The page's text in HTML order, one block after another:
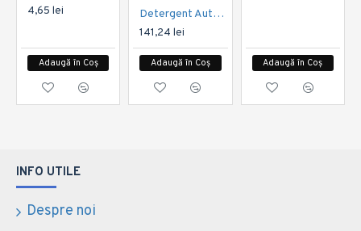
4,65 lei
Adaugă în Coș
Detergent Automat Savex Premium Color 12 kg 150 spalari
141,24 lei
Adaugă în Coș Adaugă în Coș
INFO UTILE
Despre noi